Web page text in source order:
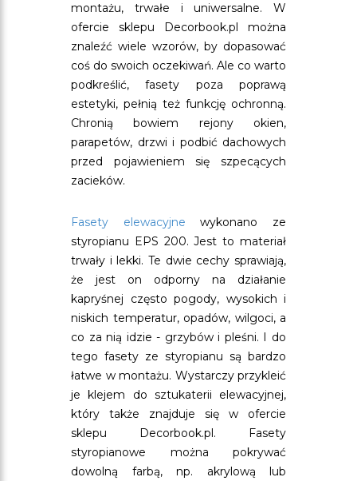
montażu, trwałe i uniwersalne. W
ofercie sklepu Decorbook.pl można
znaleźć wiele wzorów, by dopasować
coś do swoich oczekiwań. Ale co warto
podkreślić, fasety poza poprawą
estetyki, pełnią też funkcję ochronną.
Chronią bowiem rejony okien,
parapetów, drzwi i podbić dachowych
przed pojawieniem się szpecących
zacieków.
Fasety elewacyjne wykonano ze
styropianu EPS 200. Jest to materiał
trwały i lekki. Te dwie cechy sprawiają,
że jest on odporny na działanie
kapryśnej często pogody, wysokich i
niskich temperatur, opadów, wilgoci, a
co za nią idzie - grzybów i pleśni. I do
tego fasety ze styropianu są bardzo
łatwe w montażu. Wystarczy przykleić
je klejem do sztukaterii elewacyjnej,
który także znajduje się w ofercie
sklepu Decorbook.pl. Fasety
styropianowe można pokrywać
dowolną farbą, np. akrylową lub